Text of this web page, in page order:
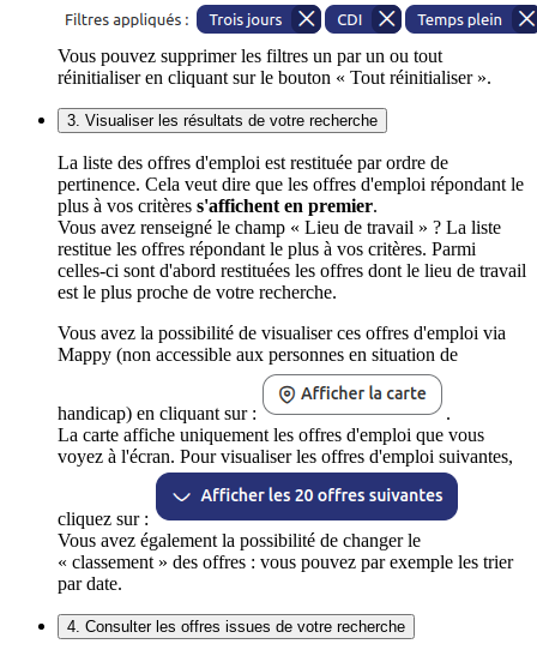
Vous pouvez supprimer les filtres un par un ou tout
réinitialiser en cliquant sur le bouton « Tout réinitialiser ».
3. Visualiser les résultats de votre recherche
La liste des offres d'emploi est restituée par ordre de
pertinence. Cela veut dire que les offres d'emploi répondant le
plus à vos critères s'affichent en premier.
Vous avez renseigné le champ « Lieu de travail » ? La liste
restitue les offres répondant le plus à vos critères. Parmi
celles-ci sont d'abord restituées les offres dont le lieu de travail
est le plus proche de votre recherche.
Vous avez la possibilité de visualiser ces offres d'emploi via
Mappy (non accessible aux personnes en situation de
handicap) en cliquant sur :
.
La carte affiche uniquement les offres d'emploi que vous
voyez à l'écran. Pour visualiser les offres d'emploi suivantes,
cliquez sur :
Vous avez également la possibilité de changer le
« classement » des offres : vous pouvez par exemple les trier
par date.
4. Consulter les offres issues de votre recherche